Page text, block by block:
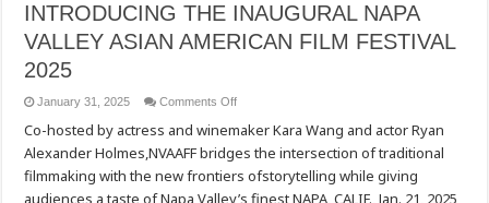
INTRODUCING THE INAUGURAL NAPA
VALLEY ASIAN AMERICAN FILM FESTIVAL
2025
January 31, 2025 Comments Offon
THE
INAUGURAL
NAPA
ASIAN
AMERICAN
Co-hosted by actress and winemaker Kara Wang and actor Ryan
Alexander Holmes,NVAAFF bridges the intersection of traditional
filmmaking with the new frontiers ofstorytelling while giving
audiences a taste of Napa Valley’s finest NAPA, CALIF., Jan. 21, 2025